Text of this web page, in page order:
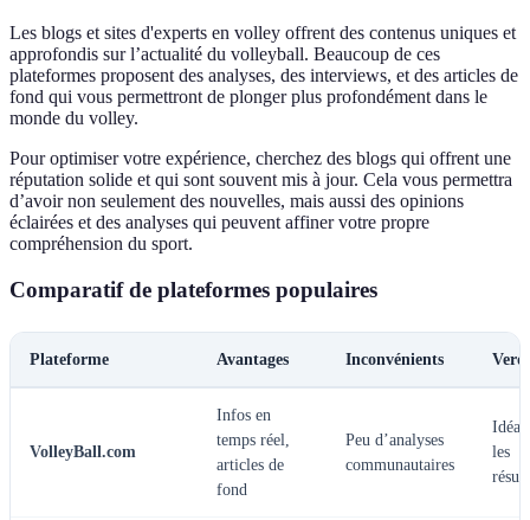
Les blogs et sites d'experts en volley offrent des contenus uniques et
approfondis sur l’actualité du volleyball. Beaucoup de ces
plateformes proposent des analyses, des interviews, et des articles de
fond qui vous permettront de plonger plus profondément dans le
monde du volley.
Pour optimiser votre expérience, cherchez des blogs qui offrent une
réputation solide et qui sont souvent mis à jour. Cela vous permettra
d’avoir non seulement des nouvelles, mais aussi des opinions
éclairées et des analyses qui peuvent affiner votre propre
compréhension du sport.
Comparatif de plateformes populaires
Plateforme Avantages Inconvénients
VolleyBall.com
Infos en
temps réel,
articles de
fond
Peu d’analyses
communautaires
Idéal
les